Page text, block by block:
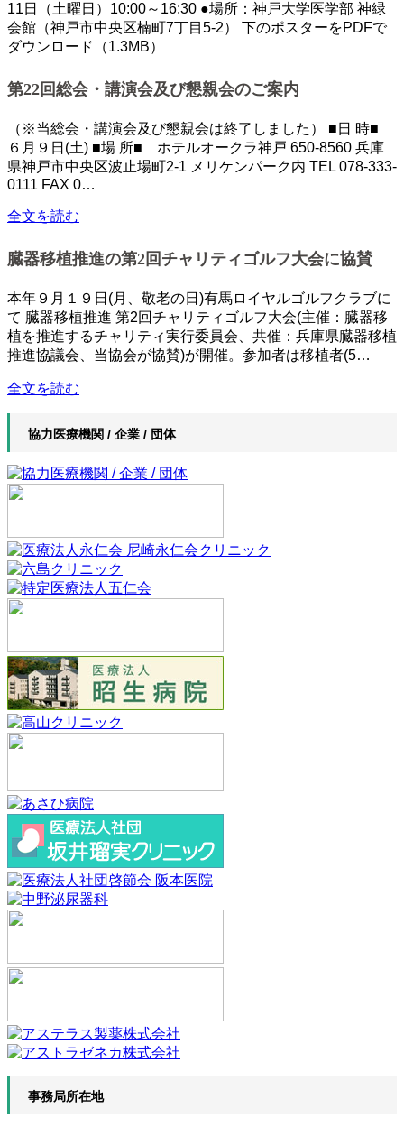
11日（土曜日）10:00～16:30 ●場所：神戸大学医学部 神緑
会館（神戸市中央区楠町7丁目5-2） 下のポスターをPDFで
ダウンロード（1.3MB）
第22回総会・講演会及び懇親会のご案内
（※当総会・講演会及び懇親会は終了しました） ■日 時■
６月９日(土) ■場 所■ ホテルオークラ神戸 650-8560 兵庫
県神戸市中央区波止場町2-1 メリケンパーク内 TEL 078-333-
0111 FAX 0…
全文を読む
臓器移植推進の第2回チャリティゴルフ大会に協賛
本年９月１９日(月、敬老の日)有馬ロイヤルゴルフクラブに
て 臓器移植推進 第2回チャリティゴルフ大会(主催：臓器移
植を推進するチャリティ実行委員会、共催：兵庫県臓器移植
推進協議会、当協会が協賛)が開催。参加者は移植者(5…
全文を読む
協力医療機関 / 企業 / 団体
事務局所在地